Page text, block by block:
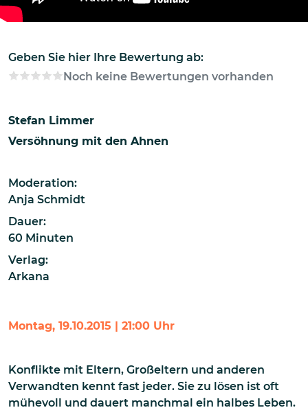
Geben Sie hier Ihre Bewertung ab:
Noch keine Bewertungen vorhanden
Stefan Limmer
Versöhnung mit den Ahnen
Moderation:
Anja Schmidt
Dauer:
60 Minuten
Verlag:
Arkana
Montag, 19.10.2015 | 21:00 Uhr
Konflikte mit Eltern, Großeltern und anderen
Verwandten kennt fast jeder. Sie zu lösen ist oft
mühevoll und dauert manchmal ein halbes Leben.